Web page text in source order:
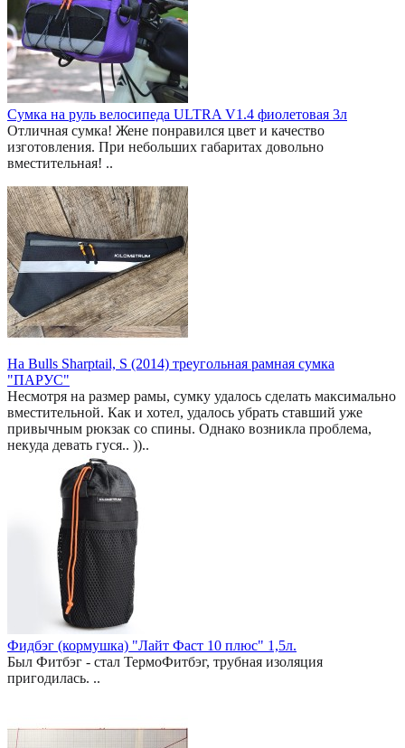
Сумка на руль велосипеда ULTRA V1.4 фиолетовая 3л
Отличная сумка! Жене понравился цвет и качество
изготовления. При небольших габаритах довольно
вместительная! ..
На Bulls Sharptail, S (2014) треугольная рамная сумка
"ПАРУС"
Несмотря на размер рамы, сумку удалось сделать максимально
вместительной. Как и хотел, удалось убрать ставший уже
привычным рюкзак со спины. Однако возникла проблема,
некуда девать гуся.. ))..
Фидбэг (кормушка) "Лайт Фаст 10 плюс" 1,5л.
Был Фитбэг - стал ТермоФитбэг, трубная изоляция
пригодилась. ..